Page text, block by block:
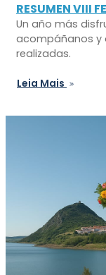
RESUMEN VIII
Un año más
acompáñanos y
realizadas.
Leia Mais